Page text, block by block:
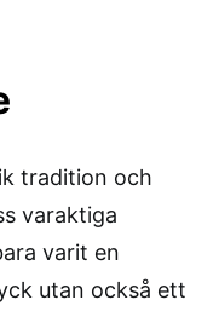
tradition och
varaktiga
varit en
utan också ett